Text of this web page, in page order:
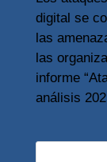
digital se
las
las
informe
análisis